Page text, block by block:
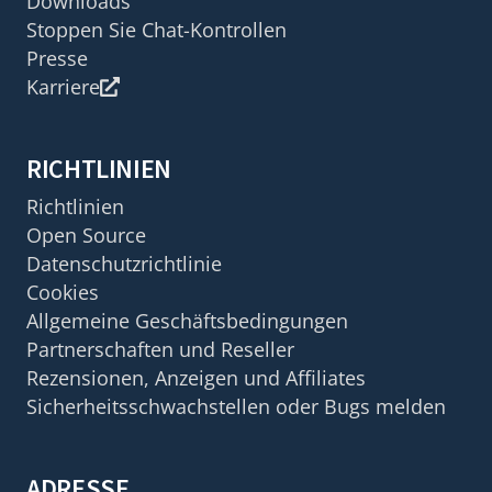
Stoppen Sie Chat-Kontrollen
Presse
Karriere
RICHTLINIEN
Richtlinien
Open Source
Datenschutzrichtlinie
Cookies
Allgemeine Geschäftsbedingungen
Partnerschaften und Reseller
Rezensionen, Anzeigen und Affiliates
Sicherheitsschwachstellen oder Bugs melden